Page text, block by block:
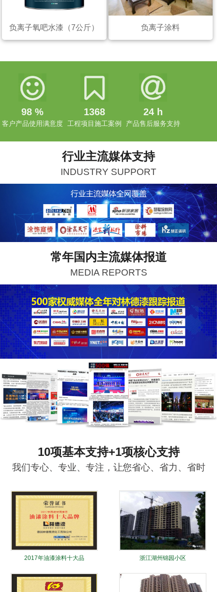
负离子氧吧水漆（7公斤） 负离子涂料
98 %
客户产品使用满意度
1368
工程项目施工案例
24 h
产品售后服务支持
行业主流媒体支持
INDUSTRY SUPPORT
常年国内主流媒体报道
MEDIA REPORTS
10项基本支持+1项核心支持
我们专心、专业、专注，让您省心、省力、省时
2017年油漆涂料十大品
牌
浙江湖州锦园小区